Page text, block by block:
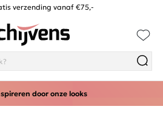
verzending vanaf €75,-
door onze looks